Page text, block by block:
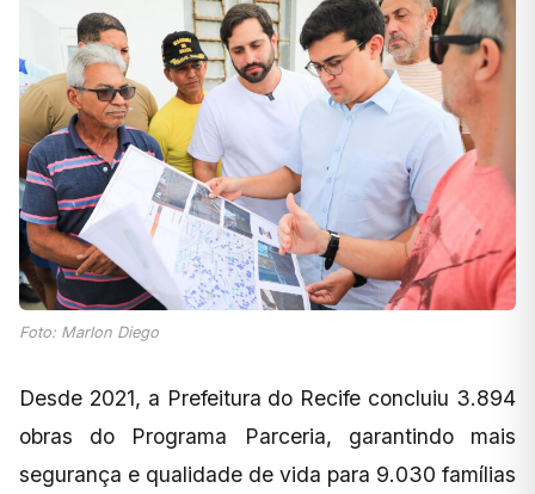
Foto: Marlon Diego
Desde 2021, a Prefeitura do Recife concluiu 3.894
obras do Programa Parceria, garantindo mais
segurança e qualidade de vida para 9.030 famílias